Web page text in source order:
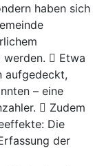
haben sich
 Etwa
aufgedeckt,
– eine
 Zudem
Die
der